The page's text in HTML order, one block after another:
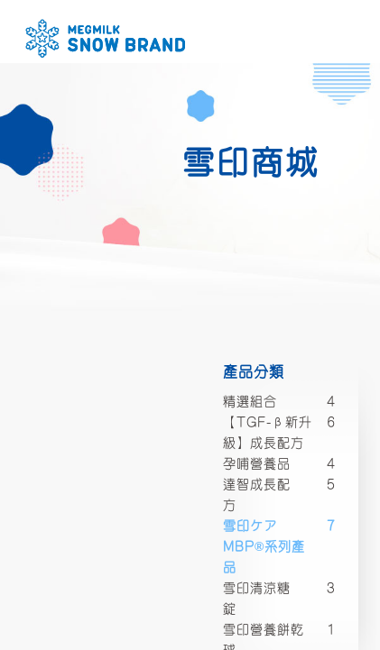
雪印商城
產品分類
精選組合
4
【TGF-β新升
級】成長配方
6
孕哺營養品
4
達智成長配
方
5
雪印ケア
MBP®系列產
品
7
雪印清涼糖
錠
3
雪印營養餅乾
1